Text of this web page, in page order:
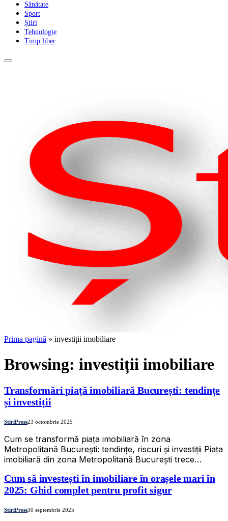
Sănătate
Sport
Știri
Tehnologie
Timp liber
Prima pagină » investiții imobiliare
Browsing: investiții imobiliare
Transformări piață imobiliară București: tendințe
și investiții
StiriPress23 octombrie 2025
Cum se transformă piaţa imobiliară în zona
Metropolitană Bucureşti: tendinţe, riscuri şi investiţii Piața
imobiliară din zona Metropolitană București trece…
Cum să investești în imobiliare în orașele mari în
2025: Ghid complet pentru profit sigur
StiriPress30 septembrie 2025